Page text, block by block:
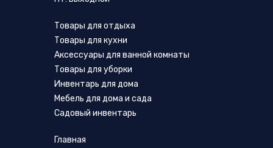
Товары для отдыха
Товары для кухни
Аксессуары для ванной комнаты
Товары для уборки
Инвентарь для дома
Мебель для дома и сада
Садовый инвентарь
Главная